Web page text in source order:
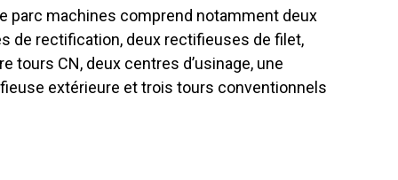
parc machines comprend notamment deux
de rectification, deux rectifieuses de filet,
tours CN, deux centres d’usinage, une
extérieure et trois tours conventionnels